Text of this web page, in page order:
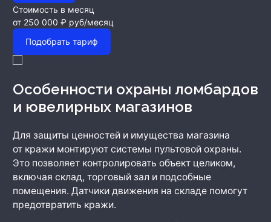
Стоимость в месяц
от 250 000 ₽ руб/месяц
Подобрать тариф
Особенности охраны ломбардов
и ювелирных магазинов
Для защиты ценностей и имущества магазина
от кражи монтируют системы пультовой охраны.
Это позволяет контролировать объект целиком,
включая склад, торговый зал и подсобные
помещения. Датчики движения на складе помогут
предотвратить кражи.